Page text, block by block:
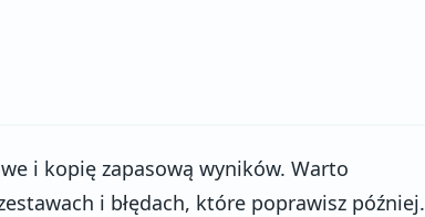
i kopię zapasową wyników. Warto
i błędach, które poprawisz później.